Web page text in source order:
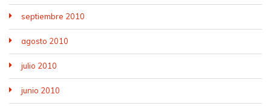
septiembre 2010
agosto 2010
julio 2010
junio 2010